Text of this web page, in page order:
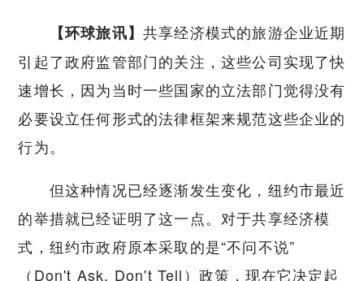
【环球旅讯】 共享经济模式的旅游企业近期
引起了政府监管部门的关注，这些公司实现了快
速增长，因为当时一些国家的立法部门觉得没有
必要设立任何形式的法律框架来规范这些企业的
行为。
但这种情况已经逐渐发生变化，纽约市最近
的举措就已经证明了这一点。对于共享经济模
式，纽约市政府原本采取的是“不问不说”
（Don't Ask, Don't Tell）政策，现在它决定起